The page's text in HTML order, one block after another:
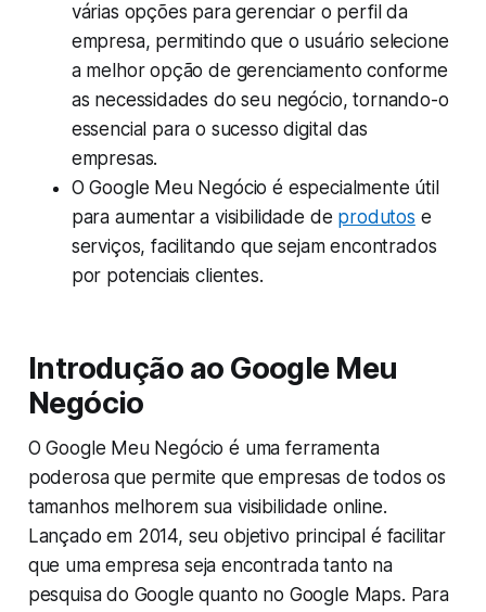
várias opções para gerenciar o perfil da
empresa, permitindo que o usuário selecione
a melhor opção de gerenciamento conforme
as necessidades do seu negócio, tornando-o
essencial para o sucesso digital das
empresas.
O Google Meu Negócio é especialmente útil
para aumentar a visibilidade de produtos e
serviços, facilitando que sejam encontrados
por potenciais clientes.
Introdução ao Google Meu
Negócio
O Google Meu Negócio é uma ferramenta
poderosa que permite que empresas de todos os
tamanhos melhorem sua visibilidade online.
Lançado em 2014, seu objetivo principal é facilitar
que uma empresa seja encontrada tanto na
pesquisa do Google quanto no Google Maps. Para